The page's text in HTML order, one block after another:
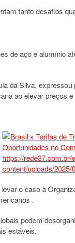
tanto desafios
de aço e alumínio
da Silva,
ao elevar preços
o caso à
.​
podem
estáveis.